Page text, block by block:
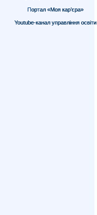
Портал «Моя кар’єра»
Youtube-канал управління освіти